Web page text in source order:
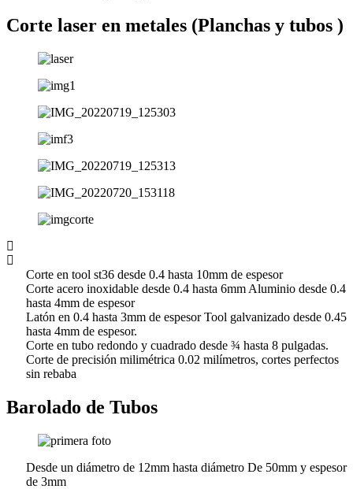
Corte laser en metales (Planchas y tubos )
Corte en tool st36 desde 0.4 hasta 10mm de espesor
Corte acero inoxidable desde 0.4 hasta 6mm Aluminio desde 0.4
hasta 4mm de espesor
Latón en 0.4 hasta 3mm de espesor Tool galvanizado desde 0.45
hasta 4mm de espesor.
Corte en tubo redondo y cuadrado desde ¾ hasta 8 pulgadas.
Corte de precisión milimétrica 0.02 milímetros, cortes perfectos
sin rebaba
Barolado de Tubos
Desde un diámetro de 12mm hasta diámetro De 50mm y espesor
de 3mm